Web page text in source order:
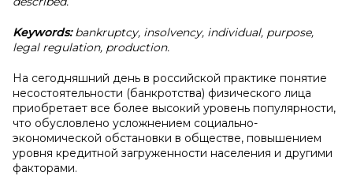
Keywords:bankruptcy, insolvency, individual, purpose,
legal regulation, production.
На сегодняшний день в российской практике понятие
несостоятельности (банкротства) физического лица
приобретает все более высокий уровень популярности,
что обусловлено усложнением социально-
экономической обстановки в обществе, повышением
уровня кредитной загруженности населения и другими
факторами.